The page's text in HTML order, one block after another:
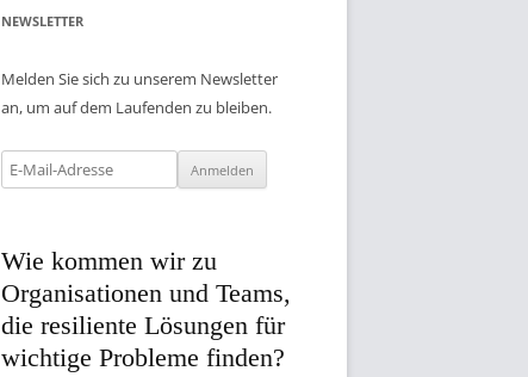
NEWSLETTER
Melden Sie sich zu unserem Newsletter
an, um auf dem Laufenden zu bleiben.
Wie kommen wir zu
Organisationen und Teams,
die resiliente Lösungen für
wichtige Probleme finden?